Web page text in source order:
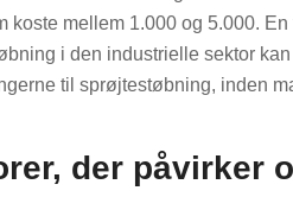
koste mellem 1.000 og 5.000.
i den industrielle sektor
til sprøjtestøbning, inden
der påvirker